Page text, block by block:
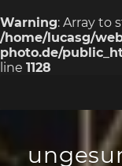
Warning: Array to
/home/lucasg/
photo.de/
line 1128